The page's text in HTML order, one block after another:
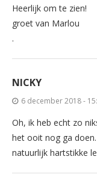
Heerlijk om te zien!
groet van Marlou
.
NICKY
6 december 2018 -
Oh, ik heb echt zo
het ooit nog ga
natuurlijk hartstikke